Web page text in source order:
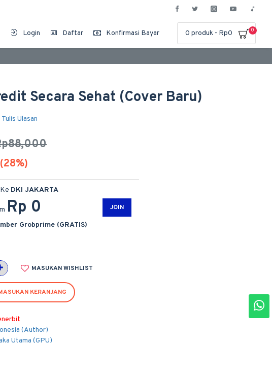
Login Daftar Konfirmasi Bayar 0 produk - Rp0 0
Secara Sehat (Cover Baru)
(Author)
Utama (GPU)
Tulis Ulasan
DKI JAKARTA
Rp 0
Grobprime (GRATIS)
JOIN
MASUKAN WISHLIST
KERANJANG